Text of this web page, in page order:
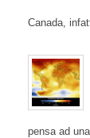
Canada,
pensa ad